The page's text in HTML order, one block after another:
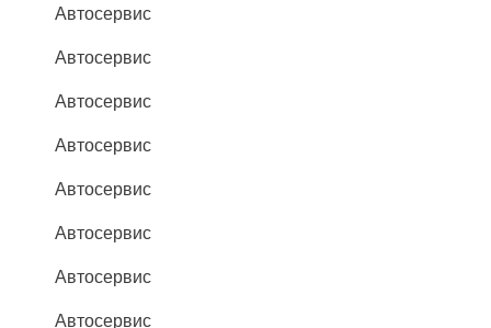
Автосервис
Автосервис
Автосервис
Автосервис
Автосервис
Автосервис
Автосервис
Автосервис